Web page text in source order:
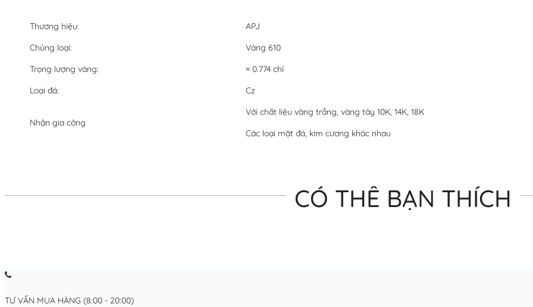
Thương hiệu:
APJ
Chủng loại:
Vàng 610
Trọng lượng vàng:
≈ 0.774 chỉ
Loại đá:
Cz
Nhận gia công
Với chất liệu vàng trắng, vàng tây 10K, 14K, 18K
Các loại mặt đá, kim cương khác nhau
CÓ THỂ BẠN THÍCH
TƯ VẤN MUA HÀNG (8:00 - 20:00)